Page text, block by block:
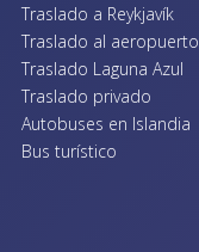
Traslado a Reykjavík
Traslado al aeropuerto
Traslado Laguna Azul
Traslado privado
Autobuses en Islandia
Bus turístico